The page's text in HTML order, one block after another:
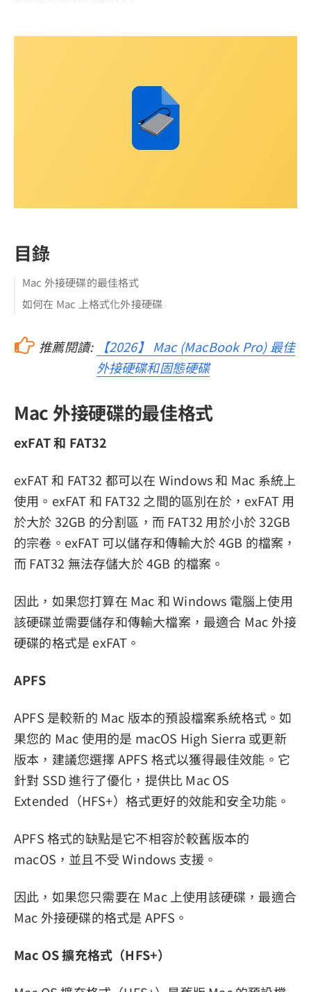
目錄
Mac 外接硬碟的最佳格式
如何在 Mac 上格式化外接硬碟
推薦閱讀:
【2026】 Mac (MacBook Pro) 最佳
外接硬碟和固態硬碟
Mac 外接硬碟的最佳格式
exFAT 和 FAT32
exFAT 和 FAT32 都可以在 Windows 和 Mac 系統上
使用。exFAT 和 FAT32 之間的區別在於，exFAT 用
於大於 32GB 的分割區，而 FAT32 用於小於 32GB
的宗卷。exFAT 可以儲存和傳輸大於 4GB 的檔案，
而 FAT32 無法存儲大於 4GB 的檔案。
因此，如果您打算在 Mac 和 Windows 電腦上使用
該硬碟並需要儲存和傳輸大檔案，最適合 Mac 外接
硬碟的格式是 exFAT。
APFS
APFS 是較新的 Mac 版本的預設檔案系統格式。如
果您的 Mac 使用的是 macOS High Sierra 或更新
版本，建議您選擇 APFS 格式以獲得最佳效能。它
針對 SSD 進行了優化，提供比 Mac OS
Extended（HFS+）格式更好的效能和安全功能。
APFS 格式的缺點是它不相容於較舊版本的
macOS，並且不受 Windows 支援。
因此，如果您只需要在 Mac 上使用該硬碟，最適合
Mac 外接硬碟的格式是 APFS。
Mac OS 擴充格式（HFS+）